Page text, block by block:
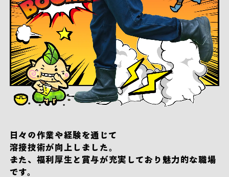
日々の作業や経験を通じて
溶接技術が向上しました。
また、福利厚生と賞与が充実しており魅力的な職場
です。